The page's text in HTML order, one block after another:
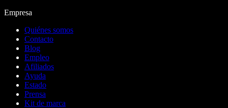
Empresa
Quiénes somos
Contacto
Blog
Empleo
Afiliados
Ayuda
Estado
Prensa
Kit de marca